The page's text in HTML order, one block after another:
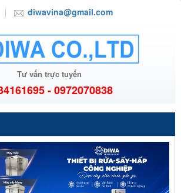
diwavina@gmail.com
Tư vấn trực tuyến
- 0972070838